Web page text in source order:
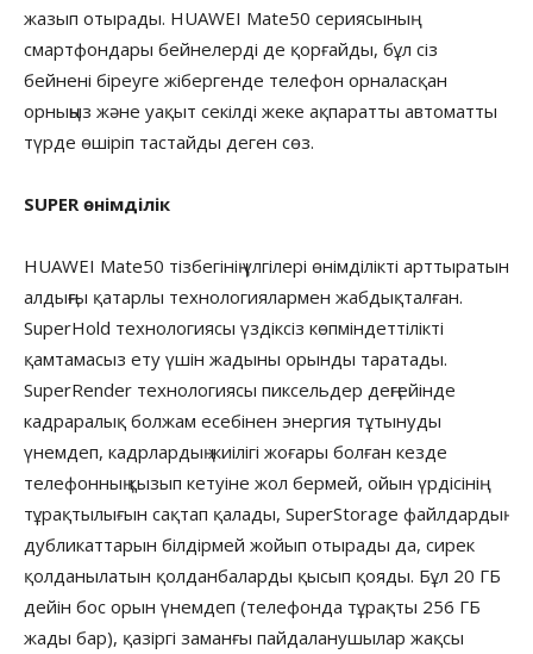
жазып отырады. HUAWEI Mate50 сериясының
смартфондары бейнелерді де қорғайды, бұл сіз
бейнені біреуге жібергенде телефон орналасқан
орныңыз және уақыт секілді жеке ақпаратты автоматты
түрде өшіріп тастайды деген сөз.
SUPER өнімділік
HUAWEI Mate50 тізбегінің үлгілері өнімділікті арттыратын
алдыңғы қатарлы технологиялармен жабдықталған.
SuperHold технологиясы үздіксіз көпміндеттілікті
қамтамасыз ету үшін жадыны орынды таратады.
SuperRender технологиясы пиксельдер деңгейінде
кадраралық болжам есебінен энергия тұтынуды
үнемдеп, кадрлардың жиілігі жоғары болған кезде
телефонның қызып кетуіне жол бермей, ойын үрдісінің
тұрақтылығын сақтап қалады, SuperStorage файлдардың
дубликаттарын білдірмей жойып отырады да, сирек
қолданылатын қолданбаларды қысып қояды. Бұл 20 ГБ
дейін бос орын үнемдеп (телефонда тұрақты 256 ГБ
жады бар), қазіргі заманғы пайдаланушылар жақсы